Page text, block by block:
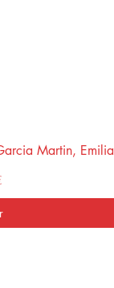
Martin, Emilia